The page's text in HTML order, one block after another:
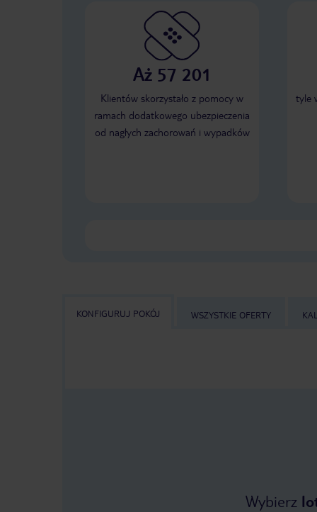
Aż 57 201
Klientów skorzystało z pomocy w
ramach dodatkowego ubezpieczenia
od nagłych zachorowań i wypadków
tyle
KONFIGURUJ POKÓJ WSZYSTKIE OFERTY
Wybierz